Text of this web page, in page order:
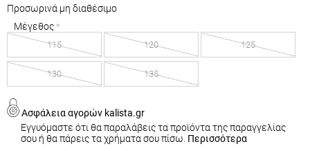
Προσωρινά μη διαθέσιμο
Μέγεθος
115 120 125
130 135
Ασφάλεια αγορών kalista.gr
Εγγυόμαστε ότι θα παραλάβεις τα προϊόντα της παραγγελίας
σου ή θα πάρεις τα χρήματα σου πίσω. Περισσότερα